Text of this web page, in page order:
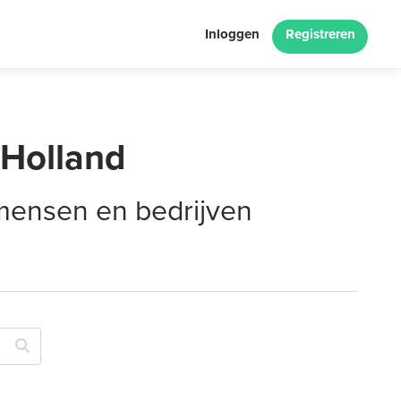
Inloggen Registreren
en bedrijven